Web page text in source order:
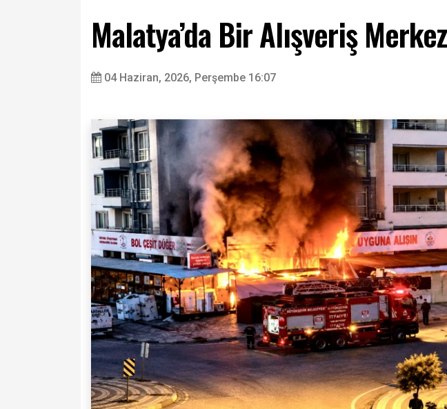
Malatya’da Bir Alışveriş
04 Haziran, 2026, Perşembe 16:07